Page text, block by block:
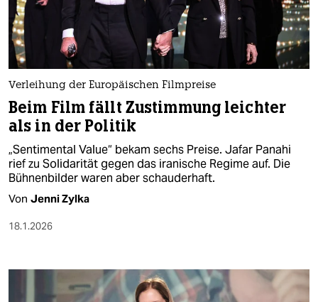
nord
wahrheit
verlag
verlag
veranstaltungen
shop
fragen & hilfe
abo
genossenschaft
Verleihung der Europäischen Filmpreise
Beim Film fällt Zustimmung leichter
als in der Politik
„Sentimental Value“ bekam sechs Preise. Jafar Panahi
rief zu Solidarität gegen das iranische Regime auf. Die
Bühnenbilder waren aber schauderhaft.
Von Jenni Zylka
18.1.2026